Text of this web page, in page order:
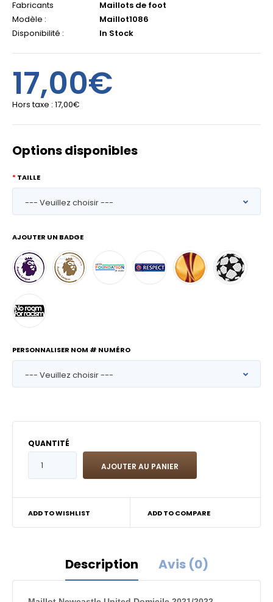
Fabricants
Maillots de foot
Modèle :
Maillot1086
Disponibilité :
In Stock
17,00€
Hors taxe : 17,00€
Options disponibles
TAILLE
AJOUTER UN BADGE
PERSONNALISER NOM # NUMÉRO
QUANTITÉ
ADD TO WISHLIST ADD TO COMPARE
Description Avis (0)